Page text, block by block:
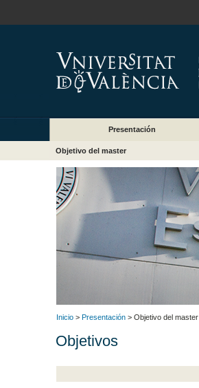
Presentación
Objetivo del master
Inicio > Presentación > Objetivo del master
Objetivos